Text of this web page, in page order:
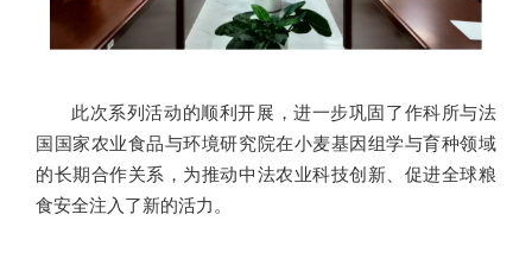
此次系列活动的顺利开展，进一步巩固了作科所与法
国国家农业食品与环境研究院在小麦基因组学与育种领域
的长期合作关系，为推动中法农业科技创新、促进全球粮
食安全注入了新的活力。